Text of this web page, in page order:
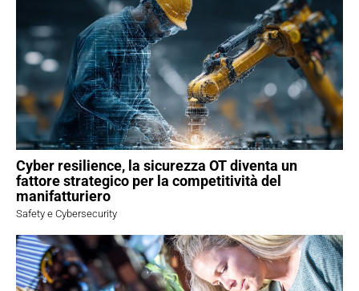
Cyber resilience, la sicurezza OT diventa un
fattore strategico per la competitività del
manifatturiero
Safety e Cybersecurity